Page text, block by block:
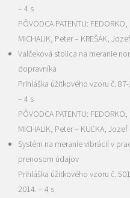
– 4 s
PÔVODCA PATENTU:
MICHALIK, Peter – KREŠÁK, Jozef
Valčeková stolica na meranie
dopravníka
Prihláška úžitkového vzoru č.
– 4 s
PÔVODCA PATENTU:
MICHALIK, Peter – KUĽKA, Jozef
Systém na meranie vibrácií v
prenosom údajov
Prihláška úžitkového vzoru č.
2014. – 4 s